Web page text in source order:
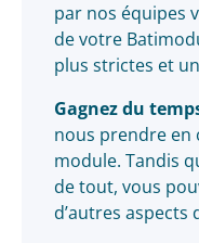
par nos équipes
de votre
plus strictes et
Gagnez du
nous prendre en
module. Tandis
de tout, vous
d’autres